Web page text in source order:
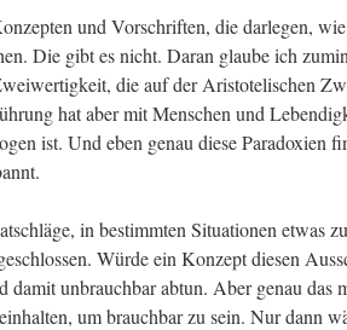
und Vorschriften, die darlegen,
Die gibt es nicht. Daran glaube ich
die auf der Aristotelischen
hat aber mit Menschen und
ist. Und eben genau diese Paradoxien
in bestimmten Situationen etwas
Würde ein Konzept diesen
damit unbrauchbar abtun. Aber genau das
um brauchbar zu sein. Nur dann